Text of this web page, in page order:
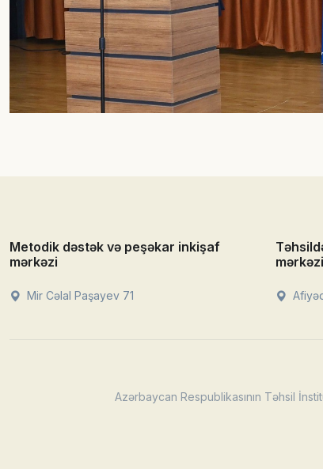
Metodik dəstək və peşəkar inkişaf
mərkəzi
Mir Cəlal Paşayev 71
mərkəzi
Azərbaycan Respublikasının Təhsil